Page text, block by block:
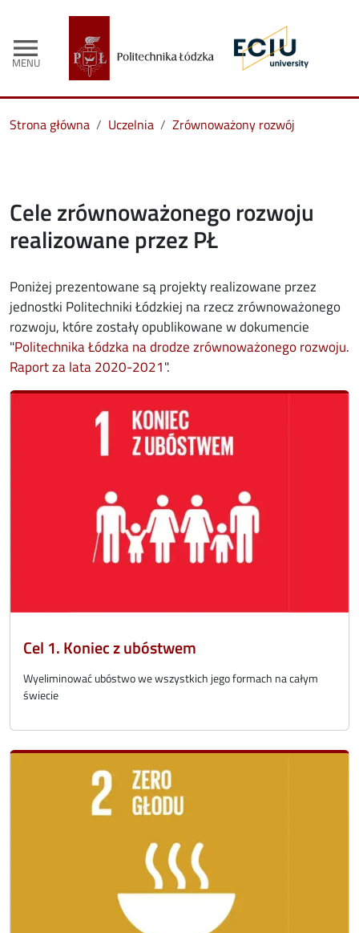
menu
MENU
Strona główna Uczelnia Zrównoważony rozwój
Cele zrównoważonego rozwoju
realizowane przez PŁ
Poniżej prezentowane są projekty realizowane przez
jednostki Politechniki Łódzkiej na rzecz zrównoważonego
rozwoju, które zostały opublikowane w dokumencie
"Politechnika Łódzka na drodze zrównoważonego rozwoju.
Raport za lata 2020-2021opens in new window
".
Cel 1. Koniec z ubóstwem
Wyeliminować ubóstwo we wszystkich jego formach na całym
świecie